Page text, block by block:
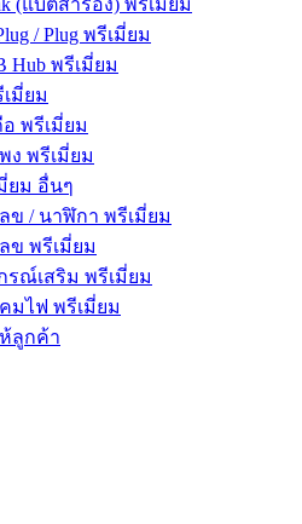
(แบตสำรอง) พรีเมี่ยม
/ Plug พรีเมี่ยม
Hub พรีเมี่ยม
มี่ยม
พรีเมี่ยม
ง พรีเมี่ยม
ยม อื่นๆ
ข / นาฬิกา พรีเมี่ยม
ข พรีเมี่ยม
รณ์เสริม พรีเมี่ยม
มไฟ พรีเมี่ยม
ลูกค้า